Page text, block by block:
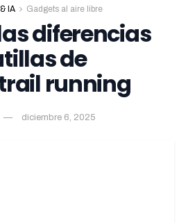
IA Gadgets al aire libre
diferencias
de
running
diciembre 6, 2025